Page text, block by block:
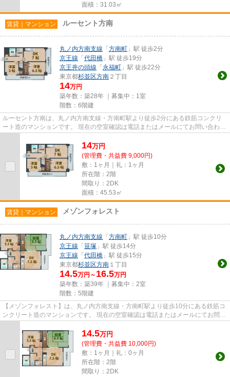
面積：31.03㎡
賃貸｜マンション ルーセント方南
丸ノ内方南支線 「 方南町 」駅 徒歩2分
京王線 「 代田橋 」駅 徒歩19分
京王井の頭線 「 永福町 」駅 徒歩22分
東京都杉並区方南 ２丁目
14万円
築年数：築28年 ｜募集中： 1室
階数：6階建
ルーセント方南は、丸ノ内方南支線・方南町駅より徒歩2分にある鉄筋コンクリ
ート造のマンションです。 現在の空室確認は電話またはメールにてお問い合わせ
14万円
(管理費・共益費 9,000円)
敷：1ヶ月｜礼：1ヶ月
所在階：2階
間取り：2DK
面積：45.53㎡
賃貸｜マンション メゾンフォレスト
丸ノ内方南支線 「 方南町 」駅 徒歩10分
京王線 「 笹塚 」駅 徒歩14分
京王線 「 代田橋 」駅 徒歩15分
東京都杉並区方南 １丁目
14.5万円～ 16.5万円
築年数：築39年 ｜募集中： 2室
階数：5階建
【メゾンフォレスト】は、丸ノ内方南支線・方南町駅より徒歩10分にある鉄筋コ
ンクリート造のマンションです。 現在の空室確認は電話またはメールにてお問い
14.5万円
(管理費・共益費 10,000円)
敷：1ヶ月｜礼：0ヶ月
所在階：2階
間取り：2DK